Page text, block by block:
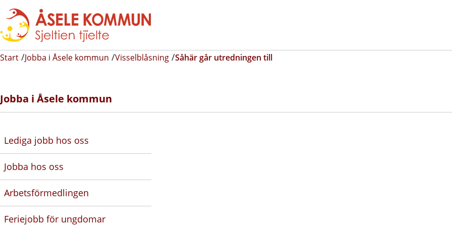
Start Jobba i Åsele kommun Visselblåsning Såhär går utredningen till
Jobba i Åsele kommun
Lediga jobb hos oss
Jobba hos oss
Arbetsförmedlingen
Feriejobb för ungdomar